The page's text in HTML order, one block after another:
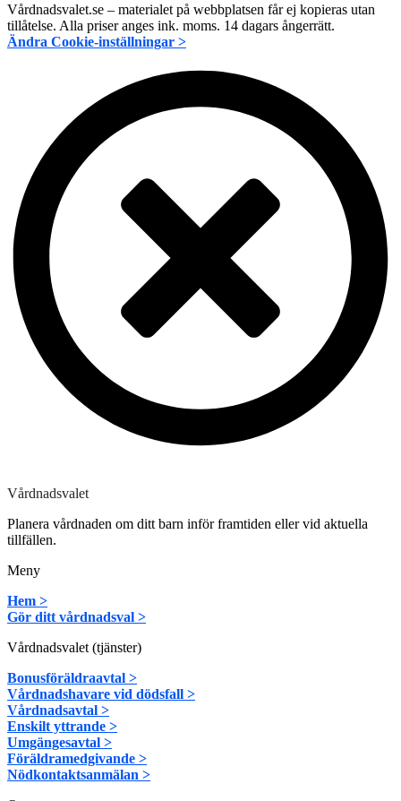
Vårdnadsvalet.se – materialet på webbplatsen får ej kopieras utan
tillåtelse. Alla priser anges ink. moms. 14 dagars ångerrätt.
Ändra Cookie-inställningar >
Vårdnadsvalet
Planera vårdnaden om ditt barn inför framtiden eller vid aktuella
tillfällen.
Meny
Hem >
Gör ditt vårdnadsval >
Vårdnadsvalet (tjänster)
Bonusföräldraavtal >
Vårdnadshavare vid dödsfall >
Vårdnadsavtal >
Enskilt yttrande >
Umgängesavtal >
Föräldramedgivande >
Nödkontaktsanmälan >